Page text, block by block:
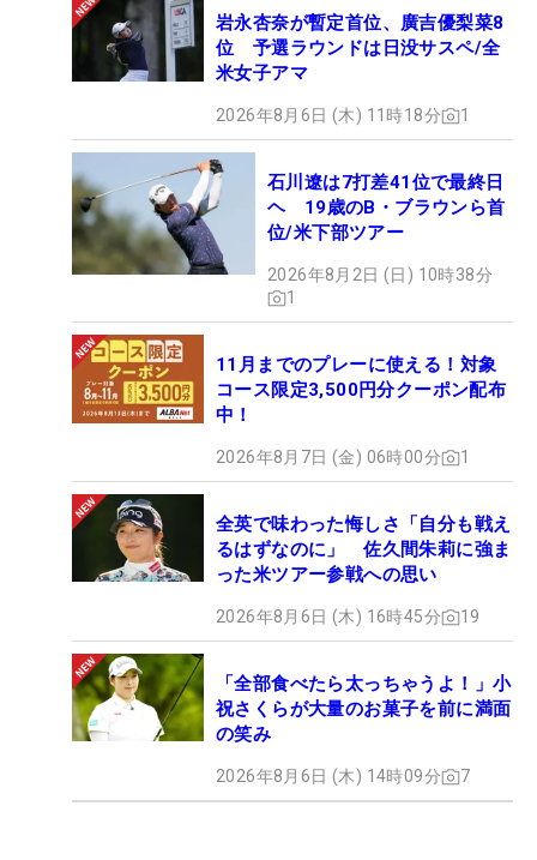
岩永杏奈が暫定首位、廣吉優梨菜8
位 予選ラウンドは日没サスペ/全
米女子アマ
2026年8月6日 (木) 11時18分 1
石川遼は7打差41位で最終日
ヘ 19歳のB・ブラウンら首
位/米下部ツアー
2026年8月2日 (日) 10時38分
1
11月までのプレーに使える！対象
コース限定3,500円分クーポン配布
中！
2026年8月7日 (金) 06時00分 1
全英で味わった悔しさ「自分も戦え
るはずなのに」 佐久間朱莉に強ま
った米ツアー参戦への思い
2026年8月6日 (木) 16時45分 19
「全部食べたら太っちゃうよ！」小
祝さくらが大量のお菓子を前に満面
の笑み
2026年8月6日 (木) 14時09分 7